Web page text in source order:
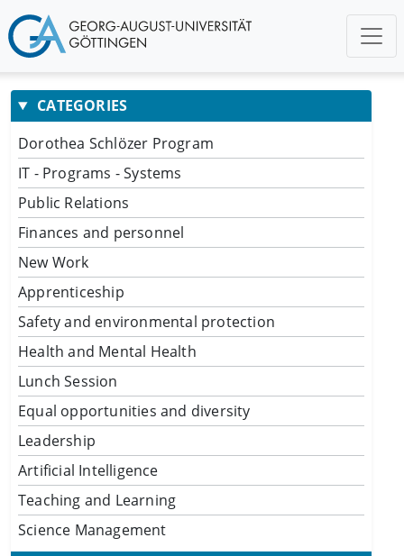
CATEGORIES
Dorothea Schlözer Program
IT - Programs - Systems
Public Relations
Finances and personnel
New Work
Apprenticeship
Safety and environmental protection
Health and Mental Health
Lunch Session
Equal opportunities and diversity
Leadership
Artificial Intelligence
Teaching and Learning
Science Management